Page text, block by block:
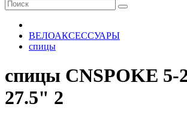
ВЕЛОАКСЕССУАРЫ
спицы
спицы CNSPOKE 5-
27.5" 2